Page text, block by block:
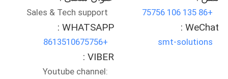
SHOPPING
Sales & Tech support +86 135 106 75756
WHATSAPP :
+8613510675756
WeChat :
smt-solutions
VIBER :
Youtube channel: